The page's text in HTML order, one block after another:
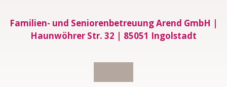
Familien- und Seniorenbetreuung Arend GmbH |
Haunwöhrer Str. 32 | 85051 Ingolstadt